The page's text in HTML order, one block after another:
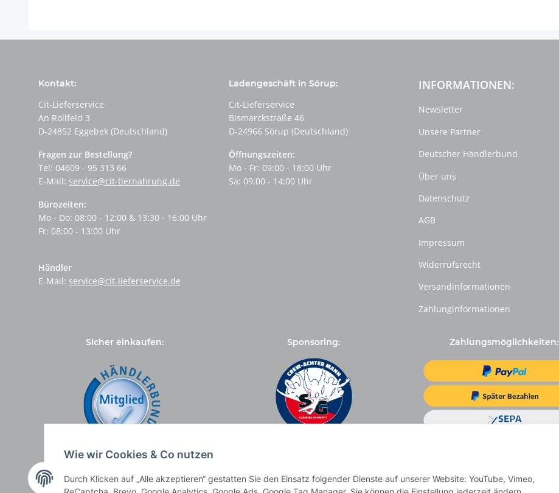
Kontakt:
Cit-Lieferservice
An Rollfeld 3
D-24852 Eggebek (Deutschland)
Fragen zur Bestellung?
Tel: 04609 - 95 313 66
E-Mail: service@cit-tiernahrung.de
Bürozeiten:
Mo - Do: 08:00 - 12:00 & 13:30 - 16:00 Uhr
Fr: 08:00 - 13:00 Uhr
Händler
E-Mail: service@cit-lieferservice.de
Ladengeschäft in Sörup:
Cit-Lieferservice
Bismarckstraße 46
D-24966 Sörup (Deutschland)
Öffnungszeiten:
Mo - Fr: 09:00 - 18:00 Uhr
Sa: 09:00 - 14:00 Uhr
INFORMATIONEN:
Newsletter
Unsere Partner
Deutscher Händlerbund
Über uns
Datenschutz
AGB
Impressum
Widerrufsrecht
Versandinformationen
Zahlunginformationen
Sicher einkaufen: Sponsoring: Zahlungsmöglichkeiten:
Wie wir Cookies & Co nutzen
Durch Klicken auf „Alle akzeptieren“ gestatten Sie den Einsatz folgender Dienste auf unserer Website: YouTube, Vimeo,